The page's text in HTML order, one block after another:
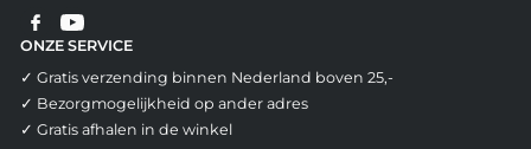
ONZE SERVICE
✓ Gratis verzending binnen Nederland boven 25,-
✓ Bezorgmogelijkheid op ander adres
✓ Gratis afhalen in de winkel